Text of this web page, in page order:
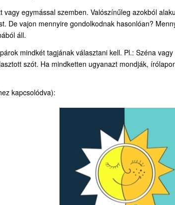
egymással szemben. Valószínűleg azokból
De vajon mennyire gondolkodnak hasonlóan?
áll.
mindkét tagjának választani kell. Pl.: Széna vagy
szót. Ha mindketten ugyanazt mondják,
kapcsolódva):